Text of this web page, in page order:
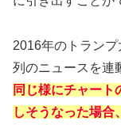
2016年のトラン
列のニュースを連
同じ様にチャート
しそうなった場合